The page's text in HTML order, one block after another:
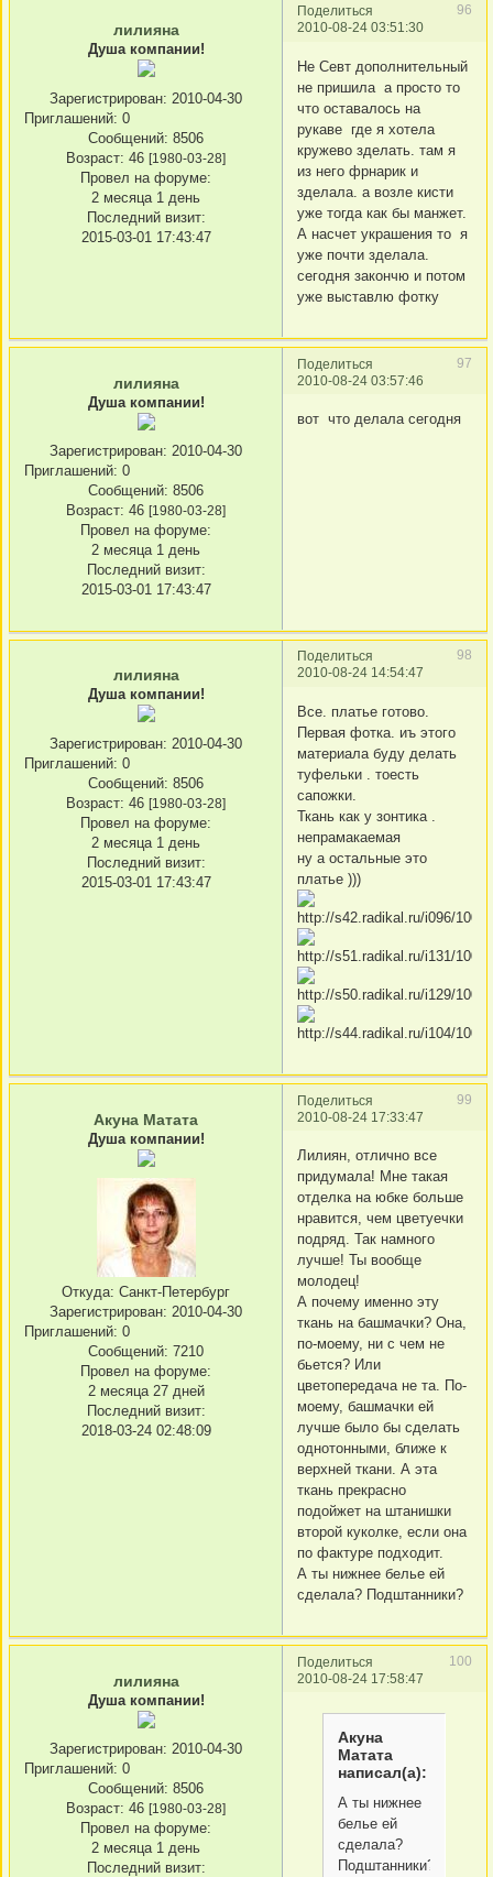
Поделиться
96
2010-08-24 03:51:30
лилияна
Душа компании!
Зарегистрирован: 2010-04-30
Приглашений: 0
Сообщений: 8506
Возраст: 46 [1980-03-28]
Провел на форуме:
2 месяца 1 день
Последний визит:
2015-03-01 17:43:47
Не Севт дополнительный
не пришила а просто то
что оставалось на
рукаве где я хотела
кружево зделать. там я
из него фрнарик и
зделала. а возле кисти
уже тогда как бы манжет.
А насчет украшения то я
уже почти зделала.
сегодня закончю и потом
уже выставлю фотку
Поделиться
97
2010-08-24 03:57:46
лилияна
Душа компании!
Зарегистрирован: 2010-04-30
Приглашений: 0
Сообщений: 8506
Возраст: 46 [1980-03-28]
Провел на форуме:
2 месяца 1 день
Последний визит:
2015-03-01 17:43:47
вот что делала сегодня
Поделиться
98
2010-08-24 14:54:47
лилияна
Душа компании!
Зарегистрирован: 2010-04-30
Приглашений: 0
Сообщений: 8506
Возраст: 46 [1980-03-28]
Провел на форуме:
2 месяца 1 день
Последний визит:
2015-03-01 17:43:47
Все. платье готово.
Первая фотка. иъ этого
материала буду делать
туфельки . тоесть
сапожки.
Ткань как у зонтика .
непрамакаемая
ну а остальные это
платье )))
Поделиться
99
2010-08-24 17:33:47
Акуна Матата
Душа компании!
Откуда: Санкт-Петербург
Зарегистрирован: 2010-04-30
Приглашений: 0
Сообщений: 7210
Провел на форуме:
2 месяца 27 дней
Последний визит:
2018-03-24 02:48:09
Лилиян, отлично все
придумала! Мне такая
отделка на юбке больше
нравится, чем цветуечки
подряд. Так намного
лучше! Ты вообще
молодец!
А почему именно эту
ткань на башмачки? Она,
по-моему, ни с чем не
бьется? Или
цветопередача не та. По-
моему, башмачки ей
лучше было бы сделать
однотонными, ближе к
верхней ткани. А эта
ткань прекрасно
подойжет на штанишки
второй куколке, если она
по фактуре подходит.
А ты нижнее белье ей
сделала? Подштанники?
Поделиться
100
2010-08-24 17:58:47
лилияна
Душа компании!
Зарегистрирован: 2010-04-30
Приглашений: 0
Сообщений: 8506
Возраст: 46 [1980-03-28]
Провел на форуме:
2 месяца 1 день
Последний визит:
Акуна
Матата
написал(а):
А ты нижнее
белье ей
сделала?
Подштанники?